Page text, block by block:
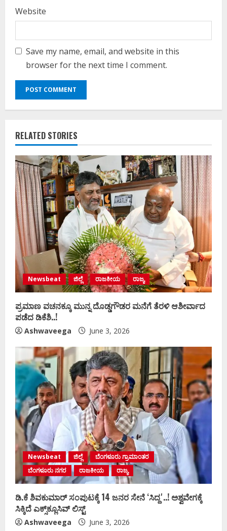
Website
Save my name, email, and website in this
browser for the next time I comment.
RELATED STORIES
Newsbeat ಜಿಲ್ಲೆ ರಾಜಕೀಯ ರಾಜ್ಯ
ಪ್ರಮಾಣ ವಚನಕ್ಕೂ ಮುನ್ನ ದೊಡ್ಡಗೌಡರ ಮನೆಗೆ ತೆರಳಿ ಆಶೀರ್ವಾದ
ಪಡೆದ ಡಿಕೆಶಿ..!
Ashwaveega June 3, 2026
Newsbeat ಜಿಲ್ಲೆ
ಬೆಂಗಳೂರು ಗ್ರಾಮಾಂತರ
ಬೆಂಗಳೂರು ನಗರ
ರಾಜಕೀಯ ರಾಜ್ಯ
ಡಿ.ಕೆ ಶಿವಕುಮಾರ್‌ ಸಂಪುಟಕ್ಕೆ 14 ಜನರ ಸೇನೆ ʻಸಿದ್ದʼ..! ಅಶ್ವವೇಗಕ್ಕೆ
ಸಿಕ್ಕಿದೆ ಎಕ್ಸ್‌ಕ್ಲೂಸಿವ್‌ ಲಿಸ್ಟ್‌
Ashwaveega June 3, 2026